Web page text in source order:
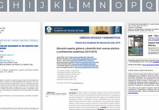
H I J K L M N O P Q